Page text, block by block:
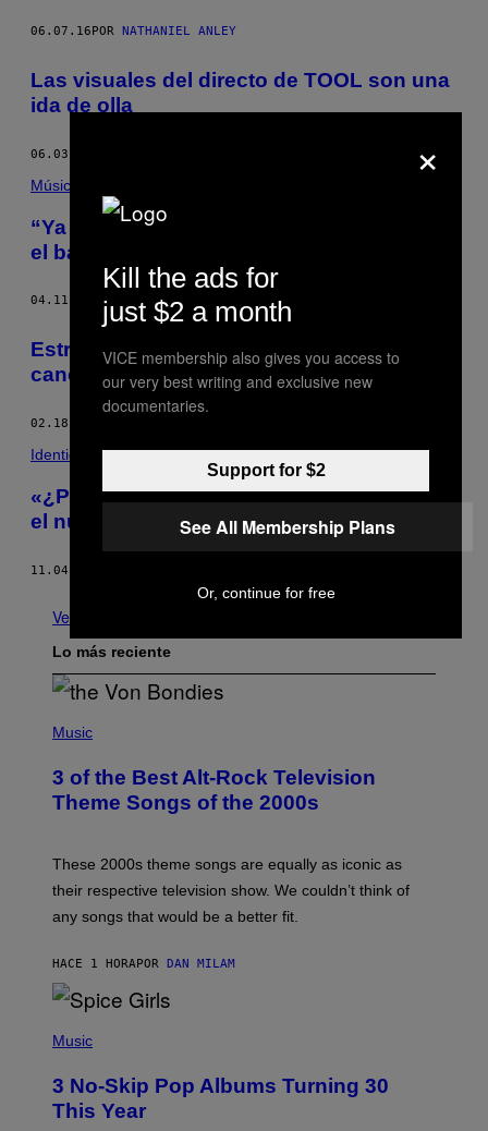
06.07.16 POR NATHANIEL ANLEY
Las visuales del directo de TOOL son una
ida de olla
06.03.16
Música
“Ya tenía muchas ganas de volver a tocar
el bajo”: Zeta Bosio
04.11.16 POR EDUARDO SANTOS
Estrenamos en exclusiva las primeras
canciones del split de Esperit! y Negro
02.18.16
Identidad
«¿Por qué sufren los niños?»: analizamos
el nuevo single del papa Francisco
11.04.15
Ver todo
Lo más reciente
H
O
B
Y
M
E
C
A
T
/
R
E
I
Music
3 of the Best Alt-Rock Television
Theme Songs of the 2000s
These 2000s theme songs are equally as iconic as
their respective television show. We couldn’t think of
any songs that would be a better fit.
HACE 1 HORAPOR DAN MILAM
H
O
B
Y
Music
3 No-Skip Pop Albums Turning 30
This Year
×
Kill the ads for
just $2 a month
VICE membership also gives you access to
our very best writing and exclusive new
documentaries.
Support for $2
See All Membership Plans
Or, continue for free